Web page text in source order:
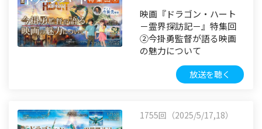
映画『ドラゴン・ハート
－霊界探訪記－』特集回
②今掛勇監督が語る映画
の魅力について
放送を聴く
1755回（2025/5/17,18）